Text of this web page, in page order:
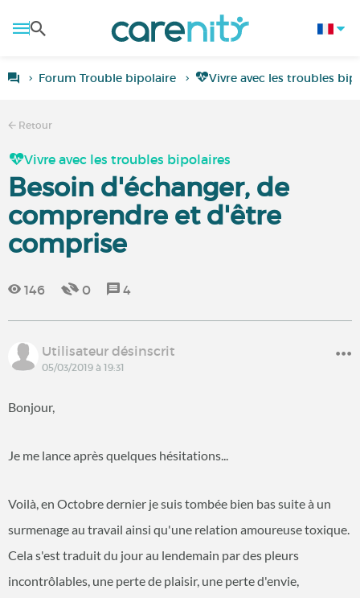
Forum Trouble bipolaire Vivre avec les troubles
Retour
Vivre avec les troubles bipolaires
Besoin d'échanger, de
comprendre et d'être
comprise
146 0 4
Utilisateur désinscrit
05/03/2019 à 19:31
Bonjour,
Je me lance après quelques hésitations...
Voilà, en Octobre dernier je suis tombée bien bas suite à un
surmenage au travail ainsi qu'une relation amoureuse toxique.
Cela s'est traduit du jour au lendemain par des pleurs
incontrôlables, une perte de plaisir, une perte d'envie,